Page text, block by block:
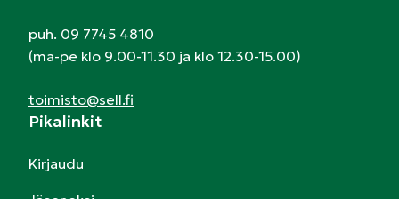
puh. 09 7745 4810
(ma-pe klo 9.00-11.30 ja klo 12.30-15.00)
toimisto@sell.fi
Pikalinkit
Kirjaudu